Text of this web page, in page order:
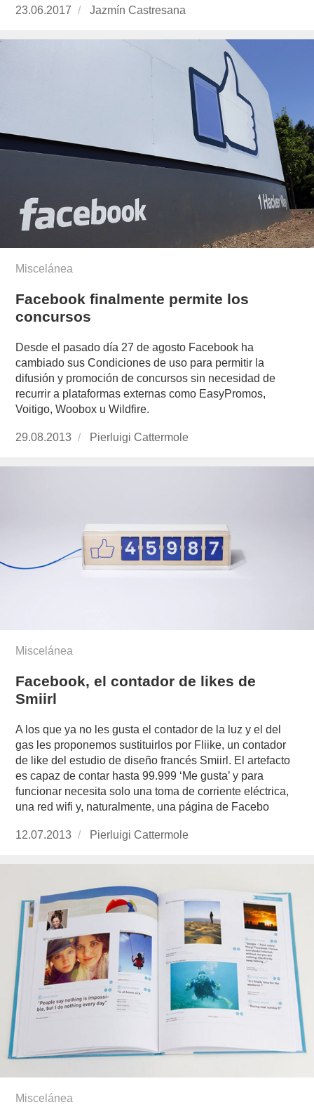
Publicado
23.06.2017
https://www.experimenta.es/author/jazmin-
Jazmín Castresana
Miscelánea
Facebook finalmente permite los
concursos
Desde el pasado día 27 de agosto Facebook ha
cambiado sus Condiciones de uso para permitir la
difusión y promoción de concursos sin necesidad de
recurrir a plataformas externas como EasyPromos,
Voitigo, Woobox u Wildfire.
Publicado
29.08.2013
https://www.experimenta.es/author/pierluigi-
Pierluigi Cattermole
Miscelánea
Facebook, el contador de likes de
Smiirl
A los que ya no les gusta el contador de la luz y el del
gas les proponemos sustituirlos por Fliike, un contador
de like del estudio de diseño francés Smiirl. El artefacto
es capaz de contar hasta 99.999 ‘Me gusta’ y para
funcionar necesita solo una toma de corriente eléctrica,
una red wifi y, naturalmente, una página de Facebo
Publicado
12.07.2013
https://www.experimenta.es/author/pierluigi-
Pierluigi Cattermole
Miscelánea